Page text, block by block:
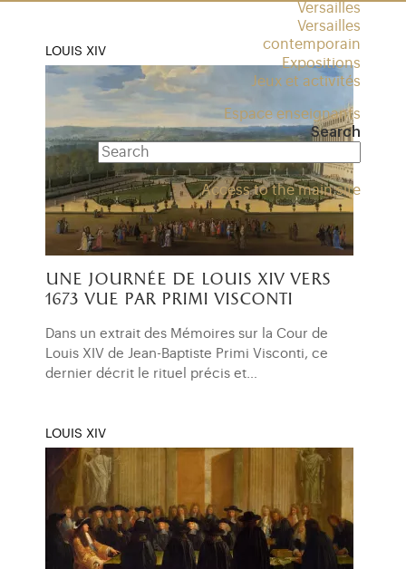
Versailles
Versailles
contemporain
Expositions
Jeux et activités
Espace enseignants
Search
Access to the main site
LOUIS XIV
une journée de louis xiv vers
1673 vue par primi visconti
Dans un extrait des Mémoires sur la Cour de
Louis XIV de Jean-Baptiste Primi Visconti, ce
dernier décrit le rituel précis et…
LOUIS XIV